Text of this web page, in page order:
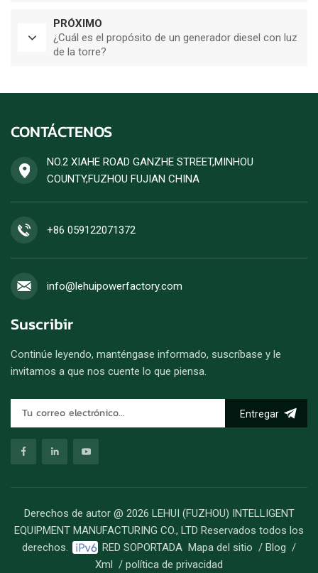
PRÓXIMO
¿Cuál es el propósito de un generador diesel con luz
de la torre?
CONTÁCTENOS
NO.2 XIAHE ROAD GANZHE STREET,MINHOU
COUNTY,FUZHOU FUJIAN CHINA
+86 059122071372
info@lehuipowerfactory.com
Suscribir
Continúe leyendo, manténgase informado, suscríbase y le
invitamos a que nos cuente lo que piensa.
Entregar
Derechos de autor @ 2026 LEHUI (FUZHOU) INTELLIGENT
EQUIPMENT MANUFACTURING CO., LTD Reservados todos los
derechos.
RED SOPORTADA Mapa del sitio / Blog /
Xml / política de privacidad